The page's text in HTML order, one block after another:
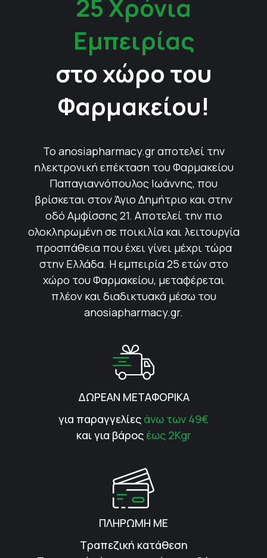
25 Χρόνια
Εμπειρίας
στο χώρο του
Φαρμακείου!
Το anosiapharmacy.gr αποτελεί την
ηλεκτρονική επέκταση του Φαρμακείου
Παπαγιαννόπουλος Ιωάννης, που
βρίσκεται στον Άγιο Δημήτριο και στην
οδό Αμφίσσης 21. Αποτελεί την πιο
ολοκληρωμένη σε ποικιλία και λειτουργία
προσπάθεια που έχει γίνει μέχρι τώρα
στην Ελλάδα. Η εμπειρία 25 ετών στο
χώρο του Φαρμακείου, μεταφέρεται
πλέον και διαδικτυακά μέσω του
anosiapharmacy.gr.
ΔΩΡΕΑΝ ΜΕΤΑΦΟΡΙΚΑ
για παραγγελίες άνω των 49€
και για βάρος έως 2Kgr
ΠΛΗΡΩΜΗ ΜΕ
Τραπεζική κατάθεση